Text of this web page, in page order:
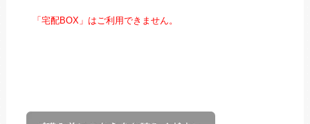
「宅配BOX」はご利用できません。